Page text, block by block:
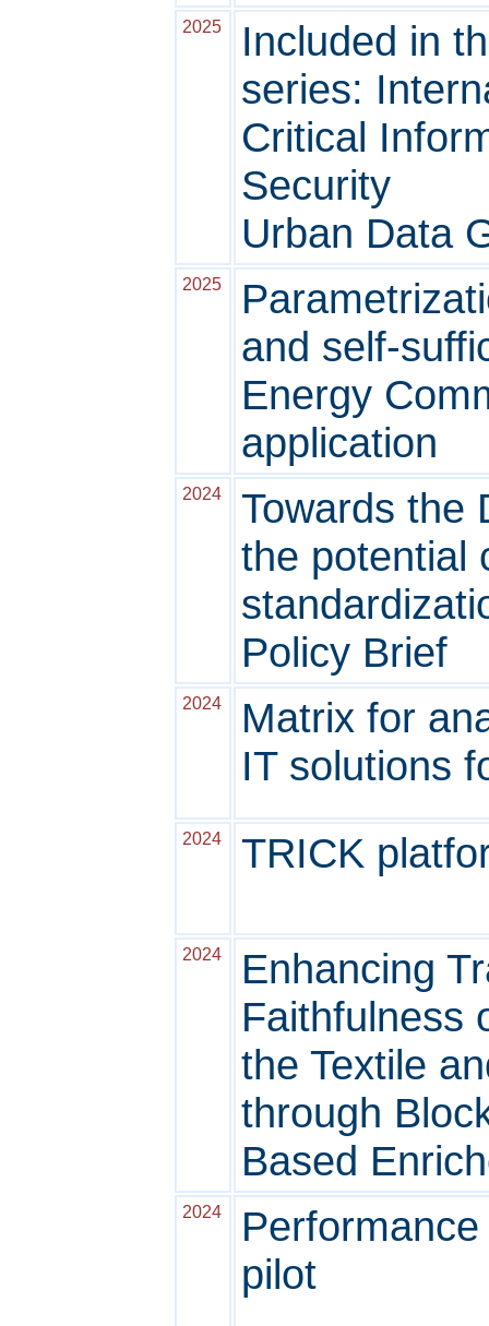
2025
Included in
series:
Critical
Security
Urban Data
2025
and self-
Energy
application
2024
Towards the
the potential
Policy Brief
2024
Matrix for
IT solutions
2024 TRICK
2024
Enhancing
Faithfulness
the Textile
through
Based
2024
pilot